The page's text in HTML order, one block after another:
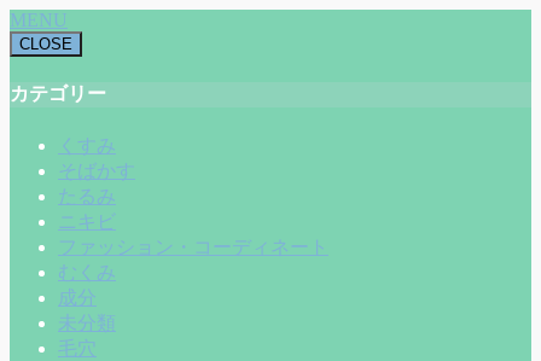
MENU
CLOSE
カテゴリー
くすみ
そばかす
たるみ
ニキビ
ファッション・コーディネート
むくみ
成分
未分類
毛穴